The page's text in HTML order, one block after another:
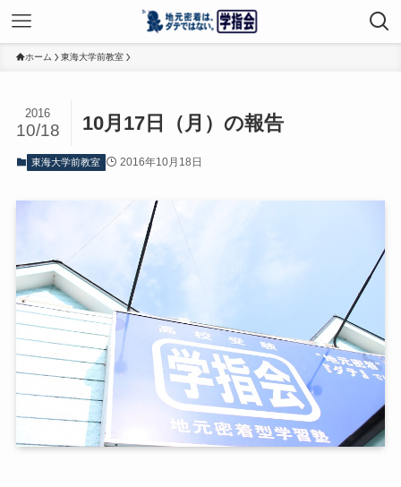
ホーム 東海大学前教室
10月17日（月）の報告
2016
10/18
東海大学前教室 2016年10月18日